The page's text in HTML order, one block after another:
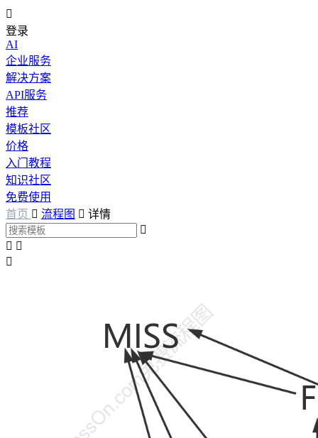

登录
AI
企业服务
解决方案
API服务
推荐
模板社区
价格
入门教程
知识社区
免费使用
首页  流程图  详情

 
